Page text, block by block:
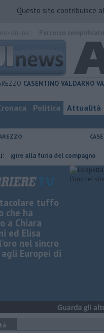
Questo sito contribuisce
CASENTINO VALDARNO
Politica Attualità
alla furia del compagno
tuffo
che ha
a Chiara
ed Elisa
nel sincro
Europei di